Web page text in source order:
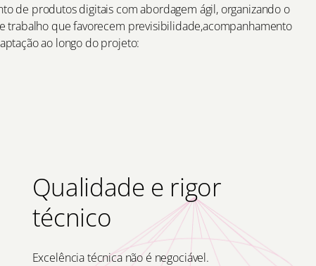
de produtos digitais com abordagem ágil, organizando o
trabalho que favorecem previsibilidade,acompanhamento
ao longo do projeto:
Qualidade e rigor
técnico
Excelência técnica não é negociável.